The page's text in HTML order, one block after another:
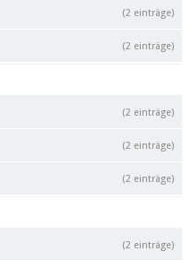
(2 einträge)
(2 einträge)
(2 einträge)
(2 einträge)
(2 einträge)
(2 einträge)